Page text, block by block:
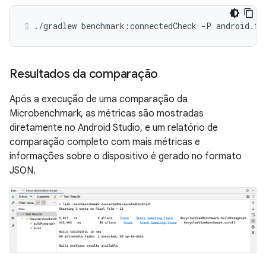
./gradlew benchmark:connectedCheck -P
Resultados da comparação
Após a execução de uma comparação da
Microbenchmark, as métricas são mostradas
diretamente no Android Studio, e um relatório de
comparação completo com mais métricas e
informações sobre o dispositivo é gerado no formato
JSON.